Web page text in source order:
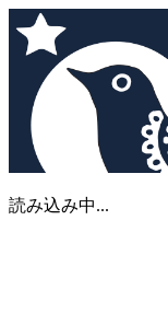
読み込み中...